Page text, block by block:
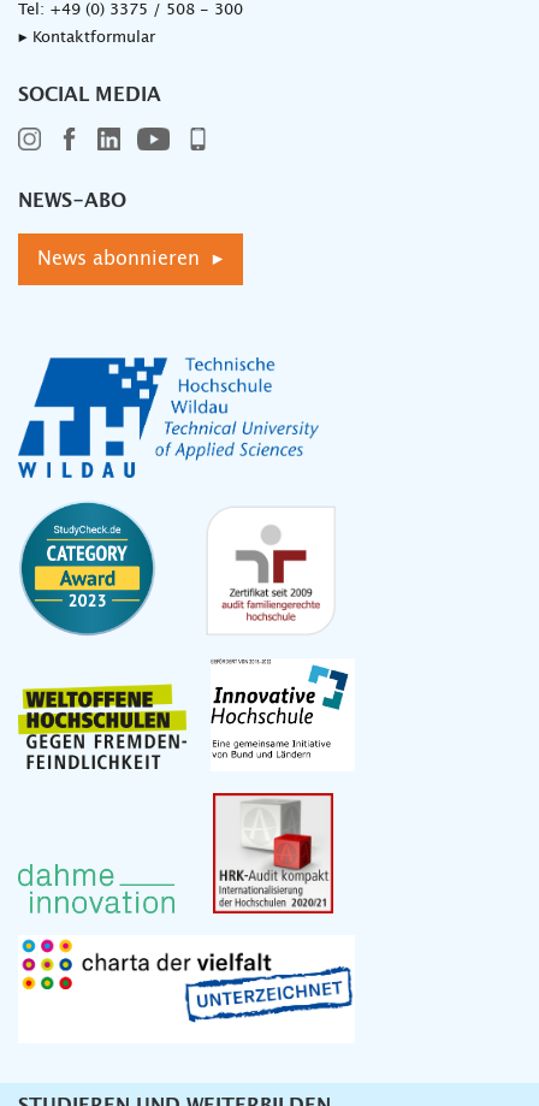
Tel: +49 (0) 3375 / 508 - 300
▸ Kontaktformular
SOCIAL MEDIA
NEWS-ABO
News abonnieren ▸